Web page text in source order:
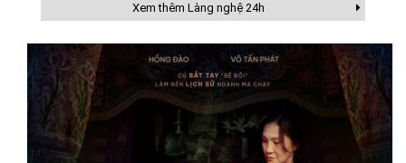
Xem thêm Làng nghệ 24h